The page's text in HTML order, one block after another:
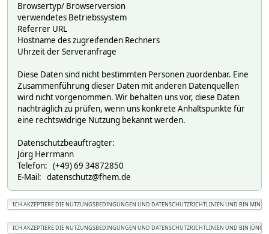
Browsertyp/ Browserversion
verwendetes Betriebssystem
Referrer URL
Hostname des zugreifenden Rechners
Uhrzeit der Serveranfrage
Diese Daten sind nicht bestimmten Personen zuordenbar. Eine
Zusammenführung dieser Daten mit anderen Datenquellen
wird nicht vorgenommen. Wir behalten uns vor, diese Daten
nachträglich zu prüfen, wenn uns konkrete Anhaltspunkte für
eine rechtswidrige Nutzung bekannt werden.
Datenschutzbeauftragter:
Jörg Herrmann
Telefon: (+49) 69 34872850
E-Mail: datenschutz@fhem.de